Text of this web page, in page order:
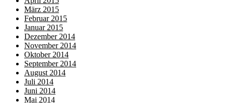
März 2015
Februar 2015
Januar 2015
Dezember 2014
November 2014
Oktober 2014
September 2014
August 2014
Juli 2014
Juni 2014
Mai 2014